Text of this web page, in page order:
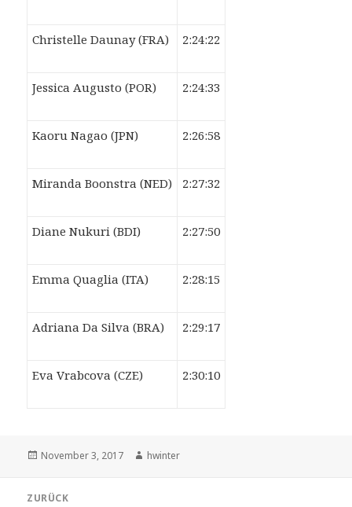
Christelle Daunay (FRA) 2:24:22
Jessica Augusto (POR) 2:24:33
Kaoru Nagao (JPN) 2:26:58
Miranda Boonstra (NED) 2:27:32
Diane Nukuri (BDI) 2:27:50
Emma Quaglia (ITA) 2:28:15
Adriana Da Silva (BRA) 2:29:17
Eva Vrabcova (CZE) 2:30:10
Veröffentlicht
November 3, 2017 Autor
hwinter
ZURÜCK